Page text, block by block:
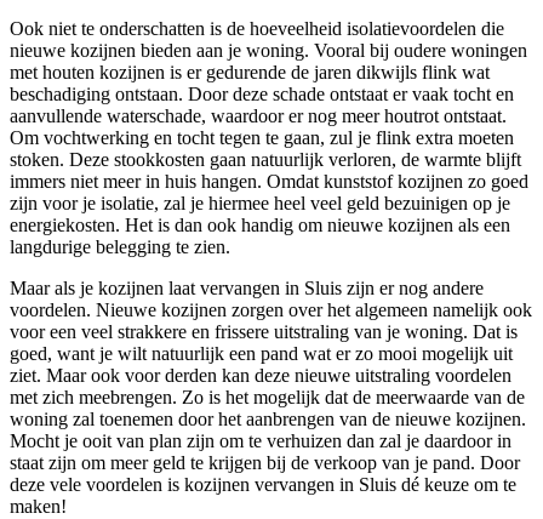
Ook niet te onderschatten is de hoeveelheid isolatievoordelen die
nieuwe kozijnen bieden aan je woning. Vooral bij oudere woningen
met houten kozijnen is er gedurende de jaren dikwijls flink wat
beschadiging ontstaan. Door deze schade ontstaat er vaak tocht en
aanvullende waterschade, waardoor er nog meer houtrot ontstaat.
Om vochtwerking en tocht tegen te gaan, zul je flink extra moeten
stoken. Deze stookkosten gaan natuurlijk verloren, de warmte blijft
immers niet meer in huis hangen. Omdat kunststof kozijnen zo goed
zijn voor je isolatie, zal je hiermee heel veel geld bezuinigen op je
energiekosten. Het is dan ook handig om nieuwe kozijnen als een
langdurige belegging te zien.
Maar als je kozijnen laat vervangen in Sluis zijn er nog andere
voordelen. Nieuwe kozijnen zorgen over het algemeen namelijk ook
voor een veel strakkere en frissere uitstraling van je woning. Dat is
goed, want je wilt natuurlijk een pand wat er zo mooi mogelijk uit
ziet. Maar ook voor derden kan deze nieuwe uitstraling voordelen
met zich meebrengen. Zo is het mogelijk dat de meerwaarde van de
woning zal toenemen door het aanbrengen van de nieuwe kozijnen.
Mocht je ooit van plan zijn om te verhuizen dan zal je daardoor in
staat zijn om meer geld te krijgen bij de verkoop van je pand. Door
deze vele voordelen is kozijnen vervangen in Sluis dé keuze om te
maken!